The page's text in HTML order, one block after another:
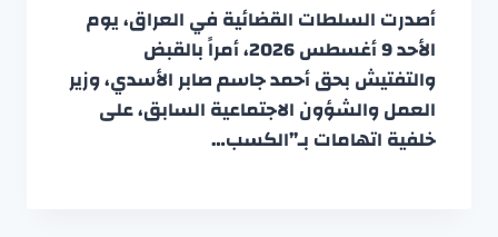
أصدرت السلطات القضائية في العراق، يوم
الأحد 9 أغسطس 2026، أمراً بالقبض
والتفتيش بحق أحمد جاسم صابر الأسدي، وزير
العمل والشؤون الاجتماعية السابق، على
خلفية اتهامات بـ”الكسب…